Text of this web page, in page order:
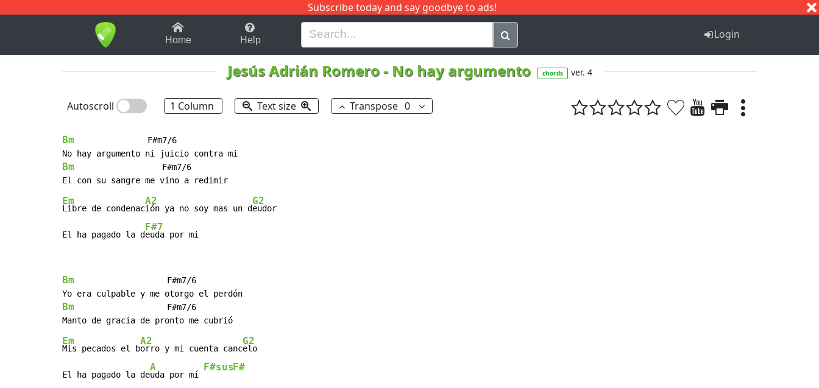
Subscribe today and say goodbye to ads!
1-9 B H I J Q
Home Help Login
Jesús Adrián Romero- No hay argumento chords ver. 4
Autoscroll 1 Column Text size Transpose 0
Bm
               F#m7/6
Bm
                  F#m7/6
Em
Libre de condenac
A2
ión ya no soy mas un d
G2
eudor
El ha pagado la d
F#7
euda por mi
Bm
                   F#m7/6
Bm
                   F#m7/6
Em
Mis pecados el b
A2
orro y mi cuenta canc
G2
elo
El ha pagado la de
A
uda por mí
F#susF#